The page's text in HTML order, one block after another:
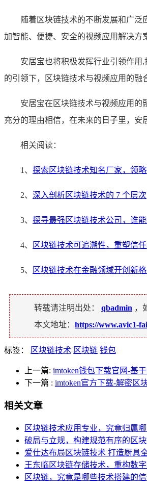
随着区块链技术的不断发展和广
加智能、便捷、安全的视频应用解决方
安居宝也将积极发挥行业引领作用
的引领下，区块链技术与视频应用的融
安居宝在区块链技术与视频应用的
充分的理由相信，在未来的日子里，安
相关阅读：
1、 探索区块链技术知名厂家，领
2、 深入剖析区块链技术的 7 个层次
3、 探寻最强区块链技术公司，谁能
4、 区块链技术可追溯性，重塑信
5、 区块链技术在金融领域开创新
转载请注明出处： qbadmin ，
本文地址： https://www.avic1-
标签： 区块链技术 区块链 钱包
上一篇: imtoken钱包下载官网-基
下一篇 : imtoken官方下载-解密区
相关文章
区块链技术应用专业，究竟归属
破局与立规，构建规范有序的区
爱仕达布局区块链技术 打造厨具
王东临区块链存储技术，重构数
区块链，究竟是哪些技术搭建的